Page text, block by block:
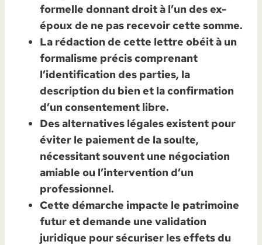
formelle donnant droit à l’un des ex-
époux de ne pas recevoir cette somme.
La rédaction de cette lettre obéit à un
formalisme précis comprenant
l’identification des parties, la
description du bien et la confirmation
d’un consentement libre.
Des alternatives légales existent pour
éviter le paiement de la soulte,
nécessitant souvent une négociation
amiable ou l’intervention d’un
professionnel.
Cette démarche impacte le patrimoine
futur et demande une validation
juridique pour sécuriser les effets du